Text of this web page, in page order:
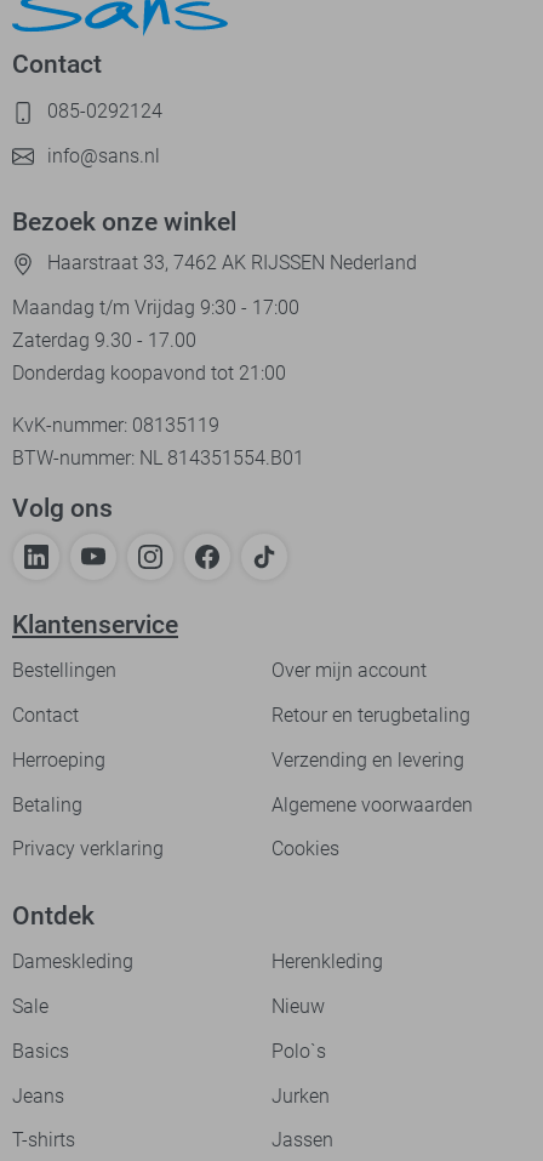
Contact
085-0292124
info@sans.nl
Bezoek onze winkel
Haarstraat 33, 7462 AK RIJSSEN Nederland
Maandag t/m Vrijdag 9:30 - 17:00
Zaterdag 9.30 - 17.00
Donderdag koopavond tot 21:00
KvK-nummer: 08135119
BTW-nummer: NL 814351554.B01
Volg ons
Klantenservice
Bestellingen
Over mijn account
Contact
Retour en terugbetaling
Herroeping
Verzending en levering
Betaling
Algemene voorwaarden
Privacy verklaring
Cookies
Ontdek
Dameskleding
Herenkleding
Sale
Nieuw
Basics
Polo`s
Jeans
Jurken
T-shirts
Jassen